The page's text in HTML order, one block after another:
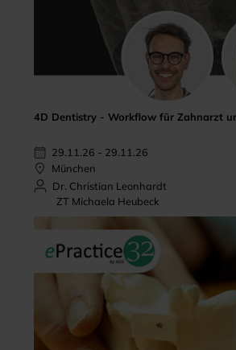
4D Dentistry - Workflow für Zahnarzt
29.11.26 - 29.11.26
München
Dr. Christian Leonhardt
ZT Michaela Heubeck